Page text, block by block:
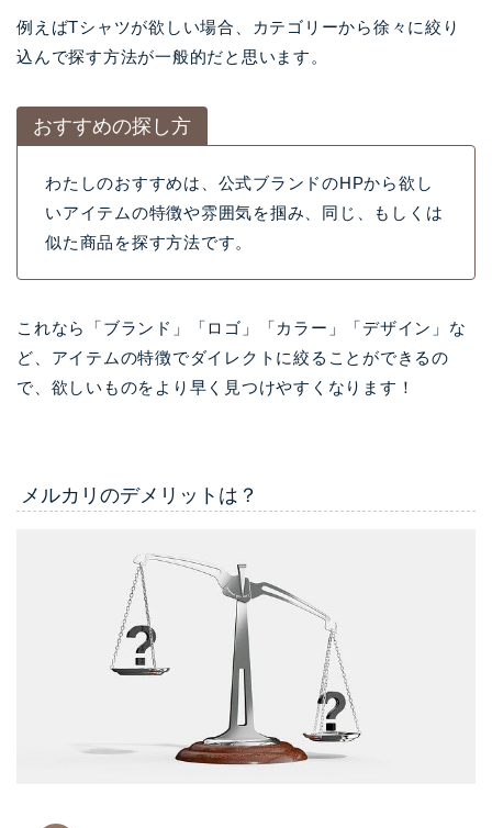
例えばTシャツが欲しい場合、カテゴリーから徐々に絞り
込んで探す方法が一般的だと思います。
おすすめの探し方
わたしのおすすめは、公式ブランドのHPから欲し
いアイテムの特徴や雰囲気を掴み、同じ、もしくは
似た商品を探す方法です。
これなら「ブランド」「ロゴ」「カラー」「デザイン」な
ど、アイテムの特徴でダイレクトに絞ることができるの
で、欲しいものをより早く見つけやすくなります！
メルカリのデメリットは？